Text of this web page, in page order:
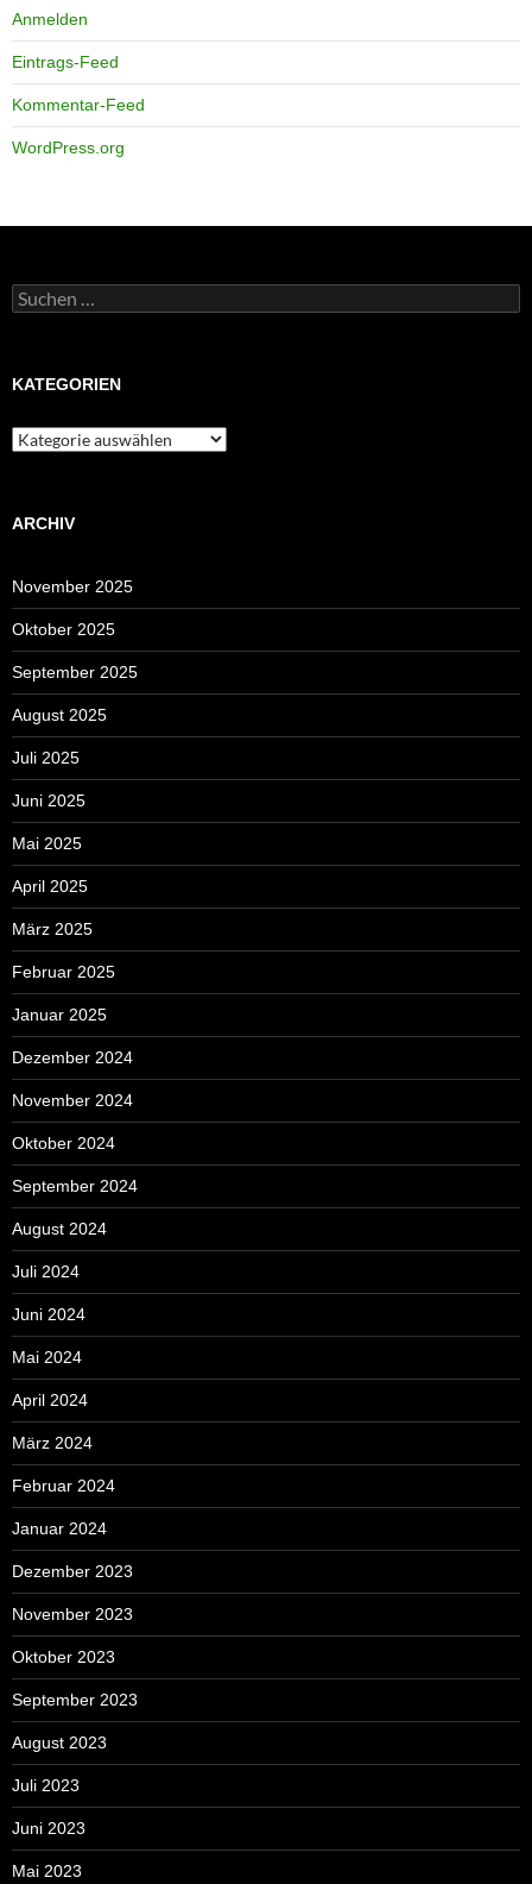
Anmelden
Eintrags-Feed
Kommentar-Feed
WordPress.org
Suchen
nach:
KATEGORIEN
Kategorien
ARCHIV
November 2025
Oktober 2025
September 2025
August 2025
Juli 2025
Juni 2025
Mai 2025
April 2025
März 2025
Februar 2025
Januar 2025
Dezember 2024
November 2024
Oktober 2024
September 2024
August 2024
Juli 2024
Juni 2024
Mai 2024
April 2024
März 2024
Februar 2024
Januar 2024
Dezember 2023
November 2023
Oktober 2023
September 2023
August 2023
Juli 2023
Juni 2023
Mai 2023